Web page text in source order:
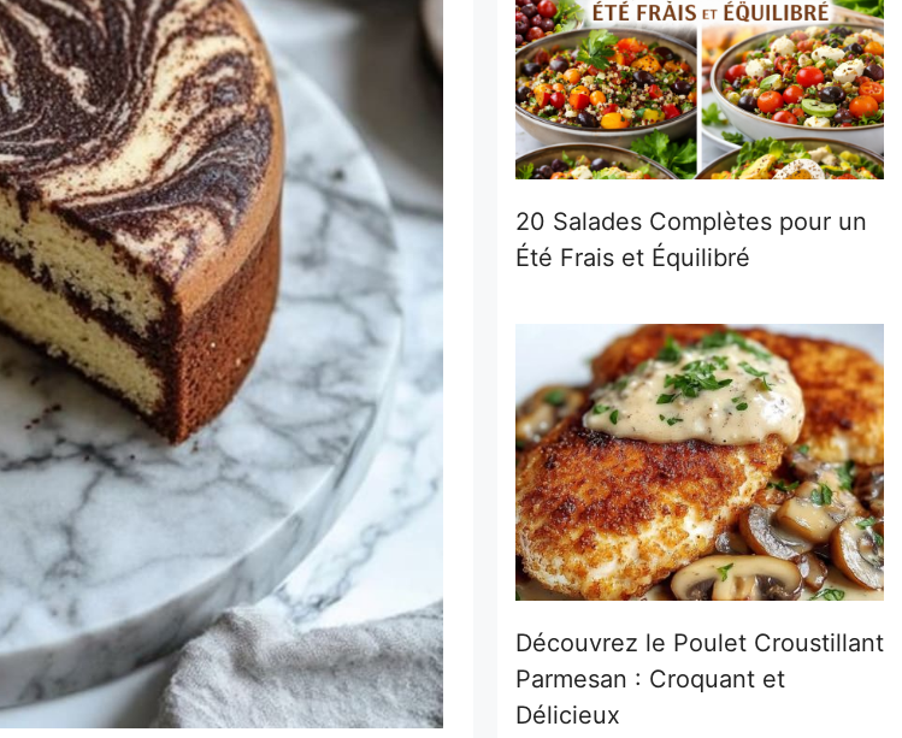
20 Salades Complètes pour un
Été Frais et Équilibré
Découvrez le Poulet Croustillant
Parmesan : Croquant et
Délicieux